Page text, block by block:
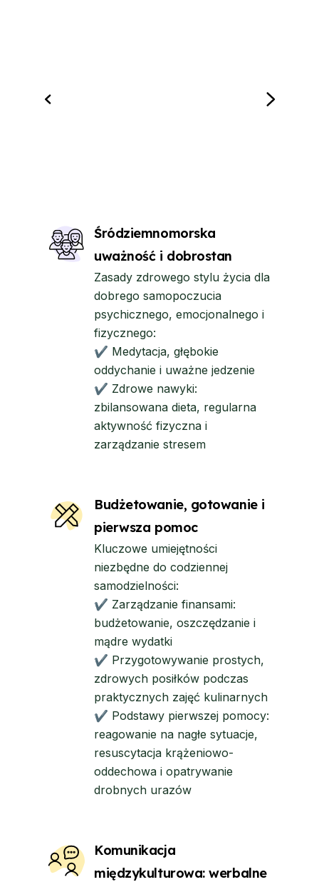
Śródziemnomorska
uważność i dobrostan
Zasady zdrowego stylu życia dla
dobrego samopoczucia
psychicznego, emocjonalnego i
fizycznego:
✔ Medytacja, głębokie
oddychanie i uważne jedzenie
✔ Zdrowe nawyki:
zbilansowana dieta, regularna
aktywność fizyczna i
zarządzanie stresem
Budżetowanie, gotowanie i
pierwsza pomoc
Kluczowe umiejętności
niezbędne do codziennej
samodzielności:
✔ Zarządzanie finansami:
budżetowanie, oszczędzanie i
mądre wydatki
✔ Przygotowywanie prostych,
zdrowych posiłków podczas
praktycznych zajęć kulinarnych
✔ Podstawy pierwszej pomocy:
reagowanie na nagłe sytuacje,
resuscytacja krążeniowo-
oddechowa i opatrywanie
drobnych urazów
Komunikacja
międzykulturowa: werbalne